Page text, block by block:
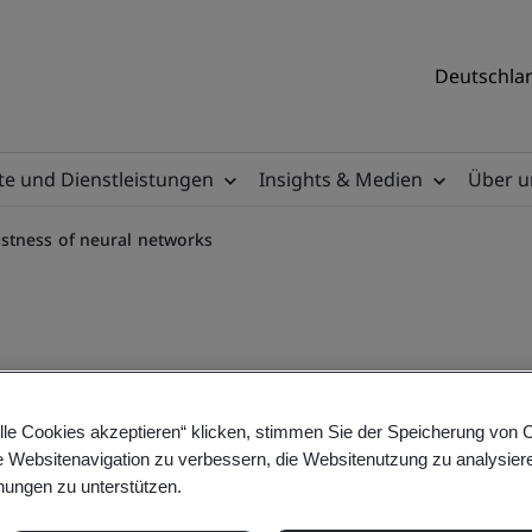
und Dienstleistungen Insights & Medien Über
of neural networks
networks – ISO/IEC
Cookies akzeptieren“ klicken, stimmen Sie der Speicherung von
Websitenavigation zu verbessern, die Websitenutzung zu
zu unterstützen.